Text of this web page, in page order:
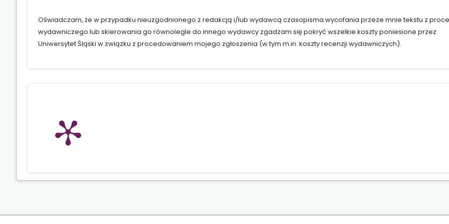
Oświadczam, że w przypadku nieuzgodnionego z redakcją i/lub wydawcą czasopisma wycofania przeze mnie tekstu z
wydawniczego lub skierowania go równolegle do innego wydawcy zgadzam się pokryć wszelkie koszty poniesione przez
Uniwersytet Śląski w związku z procedowaniem mojego zgłoszenia (w tym m.in. koszty recenzji wydawniczych).